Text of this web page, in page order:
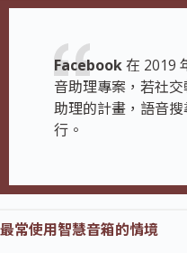
Facebook在 2019
音助理專案，若社
助理的計畫，語音
行。
最常使用智慧音箱的情境